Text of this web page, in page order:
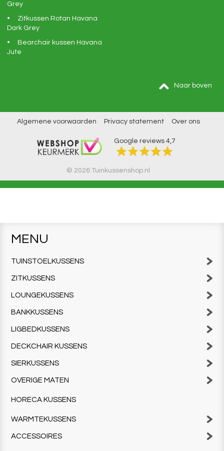
Grey
Zitkussen Rotan Havana
Dark Grey
Bearchair kussen Havana
Jute
Naar boven
Algemene voorwaarden Privacy statement Over ons
Google reviews 4,7
© 2026 Tuinkussenshop.nl
MENU
TUINSTOELKUSSENS
ZITKUSSENS
LOUNGEKUSSENS
BANKKUSSENS
LIGBEDKUSSENS
DECKCHAIR KUSSENS
SIERKUSSENS
OVERIGE MATEN
HORECA KUSSENS
WARMTEKUSSENS
ACCESSOIRES